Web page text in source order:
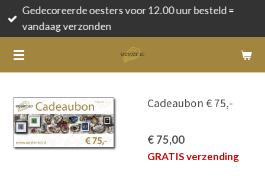
Ga
direct
de
Gedecoreerde oesters voor 12.00 uur besteld =
vandaag verzonden
Cadeaubon € 75,-
€ 75,00
GRATIS verzending